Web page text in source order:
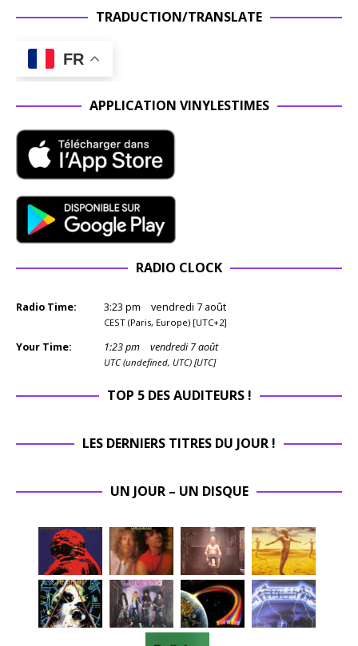
TRADUCTION/TRANSLATE
FR
APPLICATION VINYLESTIMES
RADIO CLOCK
Radio Time: 3:23 pm vendredi 7 août
CEST (Paris, Europe) [UTC+2]
Your Time: 1:23pm vendredi 7 août
UTC (undefined, UTC) [UTC]
TOP 5 DES AUDITEURS !
LES DERNIERS TITRES DU JOUR !
UN JOUR – UN DISQUE